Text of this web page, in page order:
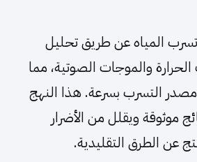
المياه عن طريق تحليل
والموجات الصوتية، مما
التسرب بسرعة. هذا النهج
موثوقة ويقلل من الأضرار
عن الطرق التقليدية.